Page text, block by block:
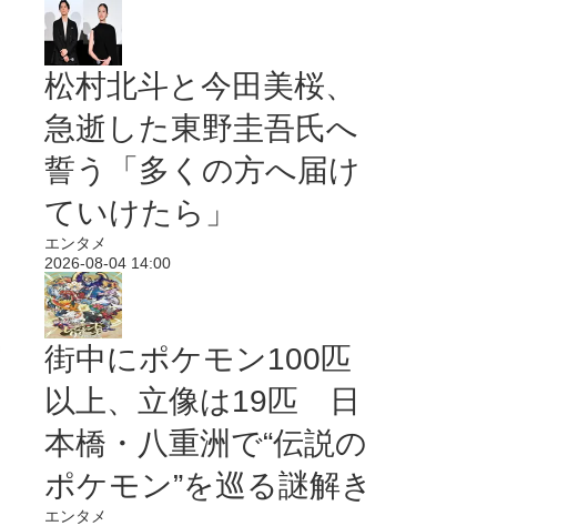
松村北斗と今田美桜、
急逝した東野圭吾氏へ
誓う「多くの方へ届け
ていけたら」
エンタメ
2026-08-04 14:00
街中にポケモン100匹
以上、立像は19匹 日
本橋・八重洲で“伝説の
ポケモン”を巡る謎解き
エンタメ